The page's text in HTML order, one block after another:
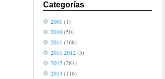
Categorías
2001 (1)
2010(50)
2011 (368)
2011 2012(5)
2012(284)
2013 (116)